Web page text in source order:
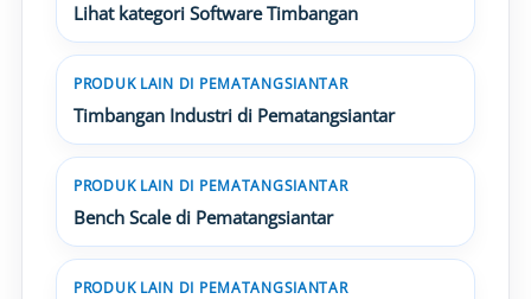
Lihat kategori Software Timbangan
PRODUK LAIN DI PEMATANGSIANTAR
Timbangan Industri di Pematangsiantar
PRODUK LAIN DI PEMATANGSIANTAR
Bench Scale di Pematangsiantar
PRODUK LAIN DI PEMATANGSIANTAR